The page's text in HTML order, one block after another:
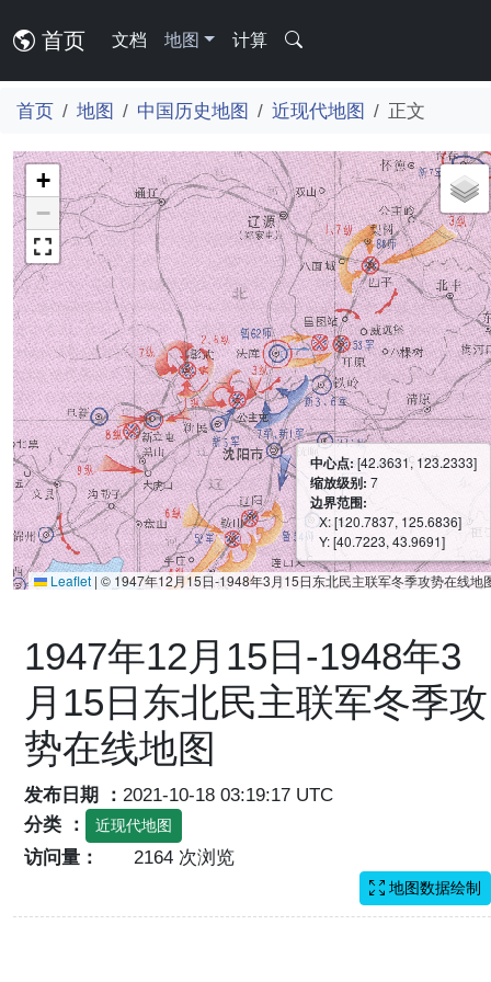
首页 文档 地图 计算
首页 地图 中国历史地图 近现代地图 正文
+
−
中心点:[42.3631, 123.2333]
缩放级别: 7
边界范围:
X: [120.7837, 125.6836]
Y: [40.7223, 43.9691]
Leaflet | © 1947年12月15日-1948年3月15日东北民主联军冬季攻势在线地
1947年12月15日-1948年3
月15日东北民主联军冬季攻
势在线地图
发布日期 ： 2021-10-18 03:19:17 UTC
分类 ：
近现代地图
访问量： 2164 次浏览
地图数据绘制